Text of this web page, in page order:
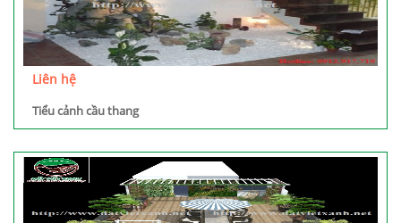
Liên hệ
Tiểu cảnh cầu thang